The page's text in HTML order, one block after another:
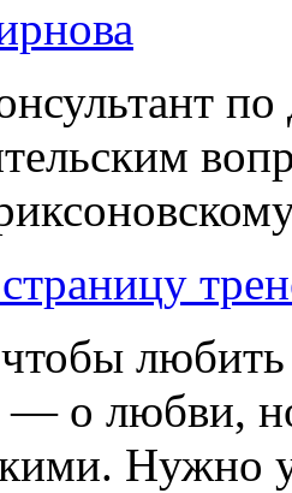
— о любви,
Нужно